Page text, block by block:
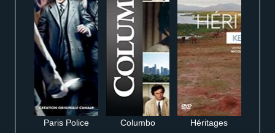
Paris Police Columbo Héritages